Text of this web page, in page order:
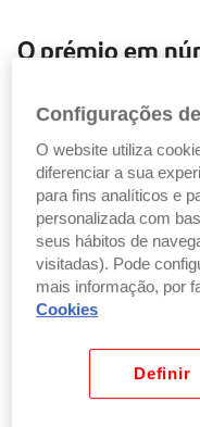
O prémio em
reconhecido e
colocado em
atribuído mais de
vencedores e
Configurações
O website utiliza
diferenciar a sua
para fins analíticos e
personalizada com
seus hábitos de
visitadas). Pode
mais informação, por
Cookies
Definir